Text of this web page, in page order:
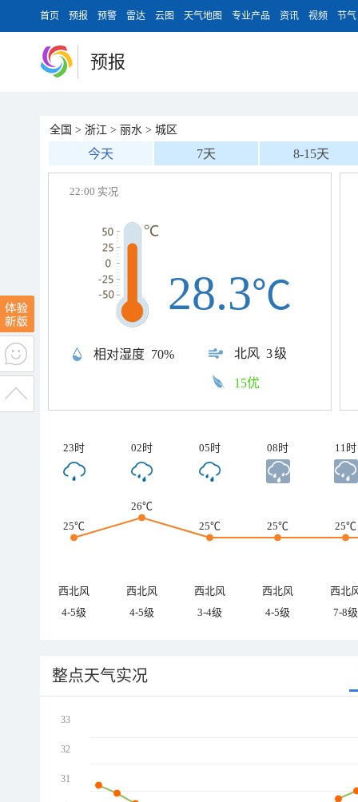
首页 预报 预警 雷达 云图 天气地图 专业产品 资讯 视频 节气
预报
全国 > 浙江 > 丽水 > 城区
今天 7天 8-15天
22:00 实况
相对湿度 70% 北风 3级
28.3℃
15优
23时 02时 05时 08时 11时
25℃
26℃
25℃
25℃ 25℃
西北风 西北风 西北风 西北风
西北
4-5级
4-5级 3-4级 4-5级 7-8级
整点天气实况
33
32
31